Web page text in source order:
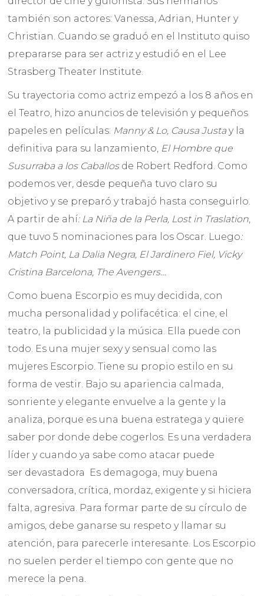
también son actores: Vanessa, Adrian, Hunter y
Christian. Cuando se graduó en el Instituto quiso
prepararse para ser actriz y estudió en el Lee
Strasberg Theater Institute.
Su trayectoria como actriz empezó a los 8 años en
el Teatro, hizo anuncios de televisión y pequeños
papeles en películas: Manny & Lo, Causa Justay la
definitiva para su lanzamiento, El Hombre que
Susurraba a los Caballosde Robert Redford. Como
podemos ver, desde pequeña tuvo claro su
objetivo y se preparó y trabajó hasta conseguirlo.
A partir de ahí: La Niña de la Perla, Lost in Traslation,
que tuvo 5 nominaciones para los Oscar. Luego:
Match Point, La Dalia Negra, El Jardinero Fiel, Vicky
Cristina Barcelona, The Avengers…
Como buena Escorpio es muy decidida, con
mucha personalidad y polifacética: el cine, el
teatro, la publicidad y la música. Ella puede con
todo. Es una mujer sexy y sensual como las
mujeres Escorpio. Tiene su propio estilo en su
forma de vestir. Bajo su apariencia calmada,
sonriente y elegante envuelve a la gente y la
analiza, porque es una buena estratega y quiere
saber por donde debe cogerlos. Es una verdadera
líder y cuando ya sabe como atacar puede
ser devastadora Es demagoga, muy buena
conversadora, crítica, mordaz, exigente y si hiciera
falta, agresiva. Para formar parte de su círculo de
amigos, debe ganarse su respeto y llamar su
atención, para parecerle interesante. Los Escorpio
no suelen perder el tiempo con gente que no
merece la pena.